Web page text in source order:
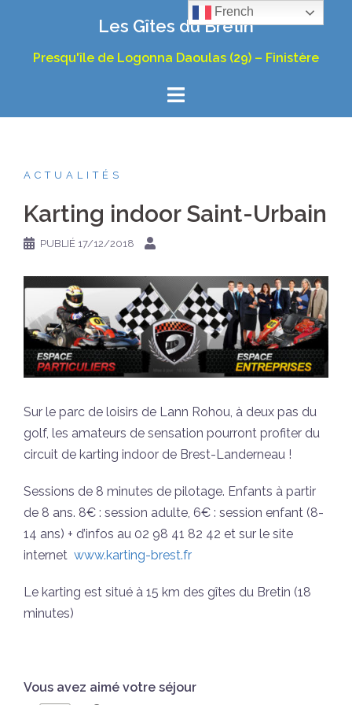
contenu
Les Gîtes du Bretin
Presqu'île de Logonna Daoulas (29) – Finistère
ACTUALITÉS
Karting indoor Saint-Urbain
PUBLIÉ 17/12/2018
Sur le parc de loisirs de Lann Rohou, à deux pas du
golf, les amateurs de sensation pourront profiter du
circuit de karting indoor de Brest-Landerneau !
Sessions de 8 minutes de pilotage. Enfants à partir
de 8 ans. 8€ : session adulte, 6€ : session enfant (8-
14 ans) + d’infos au 02 98 41 82 42 et sur le site
internet www.karting-brest.fr
Le karting est situé à 15 km des gîtes du Bretin (18
minutes)
Vous avez aimé votre séjour
French